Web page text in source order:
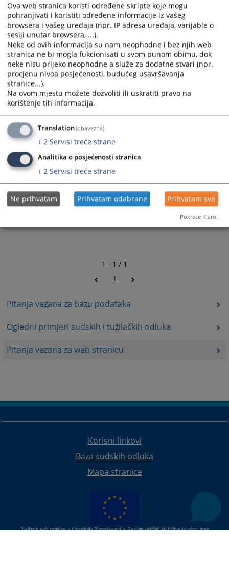
Pitanja vezana za bazu podataka
Ogledni primjeri sudskih i tužilačkih odluka
Pitanja vezana za web stranicu
1 - 1 / 1
1
Korisni linkovi
Baza sudskih odluka
Mapa stranice
Redizajn web stranice je finansirala Evropska unija. Za njen sadržaj isključivo je odgovorno
Ova web stranica koristi određene skripte koje mogu
pohranjivati i koristiti određene informacije iz vašeg
browsera i vašeg uređaja (npr. IP adresa uređaja, varijable o
sesiji unutar browsera, ...).
Neke od ovih informacija su nam neophodne i bez njih web
stranica ne bi mogla fukcionisati u svom punom obimu, dok
neke nisu prijeko neophodne a služe za dodatne stvari (npr.
procjenu nivoa posjećenosti, budućeg usavršavanja
stranice...).
Na ovom mjestu možete dozvoliti ili uskratiti pravo na
korištenje tih informacija.
Translation(obavezna)
↓ 2 Servisi treće strane
Analitika o posjećenosti stranica
↓ 2 Servisi treće strane
Ne prihvatam Prihvatam odabrane Prihvatam sve
Pokreće Klaro!